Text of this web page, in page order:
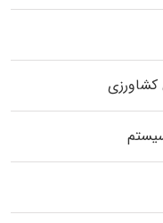
کشاورزی